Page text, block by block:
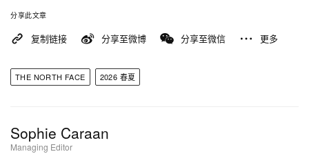
分享此文章
复制链接 分享至微博 分享至微信 更多
THE NORTH FACE 2026 春夏
Sophie Caraan
Managing Editor